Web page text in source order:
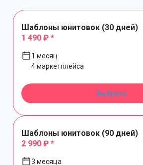
Шаблоны юнитовок (30 дней)
1 490 ₽ *
1 месяц
4 маркетплейса
Выбрать
Шаблоны юнитовок (90 дней)
2 990 ₽ *
3 месяца